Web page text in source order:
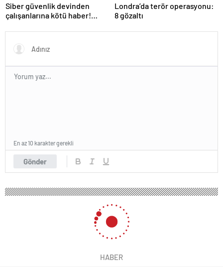
Siber güvenlik devinden
çalışanlarına kötü haber!
Londra’da terör operasyonu:
8 gözaltı
Gönder
En az 10 karakter gerekli
HABER